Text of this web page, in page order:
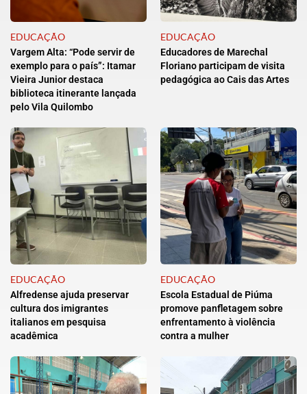
EDUCAÇÃO
Vargem Alta: “Pode servir de
exemplo para o país”: Itamar
Vieira Junior destaca
biblioteca itinerante lançada
pelo Vila Quilombo
EDUCAÇÃO
Educadores de Marechal
Floriano participam de visita
pedagógica ao Cais das Artes
EDUCAÇÃO
Alfredense ajuda preservar
cultura dos imigrantes
italianos em pesquisa
acadêmica
EDUCAÇÃO
Escola Estadual de Piúma
promove panfletagem sobre
enfrentamento à violência
contra a mulher